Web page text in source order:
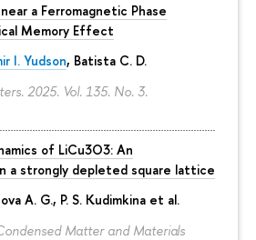
a Ferromagnetic Phase
Memory Effect
I. Yudson, Batista C. D.
2025. Vol. 135. No. 3.
of LiCu3⁢O3: An
a strongly depleted square lattice
A. G., P. S. Kudimkina et al.
Matter and Materials